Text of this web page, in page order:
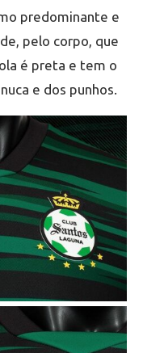
predominante e
pelo corpo, que
é preta e tem o
e dos punhos.